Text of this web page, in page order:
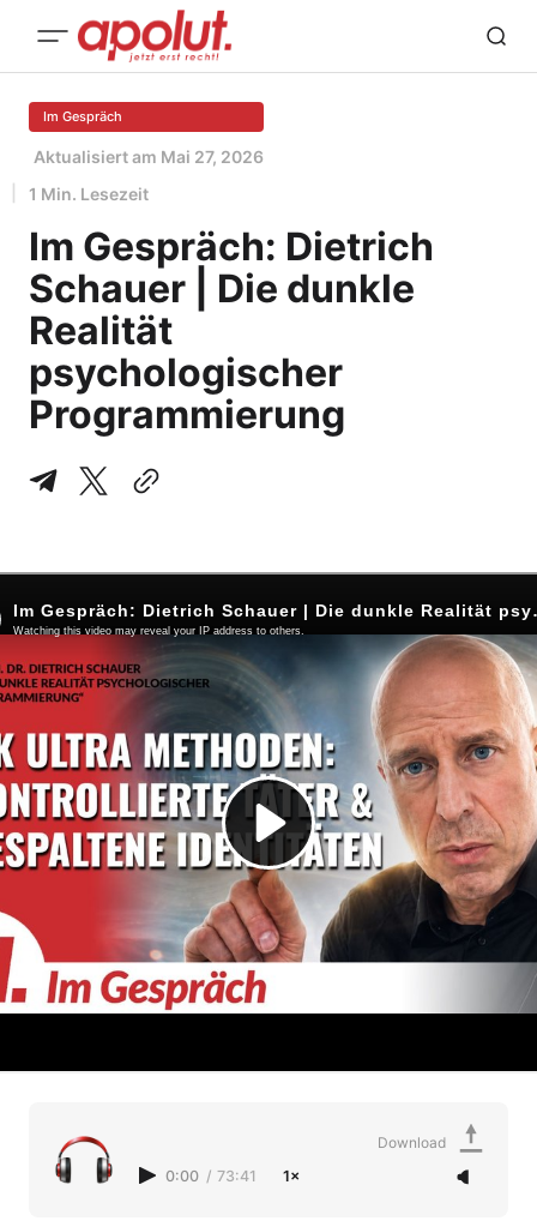
Im Gespräch
Aktualisiert am Mai 27, 2026
1 Min. Lesezeit
Im Gespräch: Dietrich
Schauer | Die dunkle
Realität
psychologischer
Programmierung
0:00 / 73:41 1×
Download